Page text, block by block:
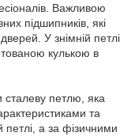
Важливою
підшипників, які
У знімній петлі
кулькою в
петлю, яка
та
петлі, а за фізичними